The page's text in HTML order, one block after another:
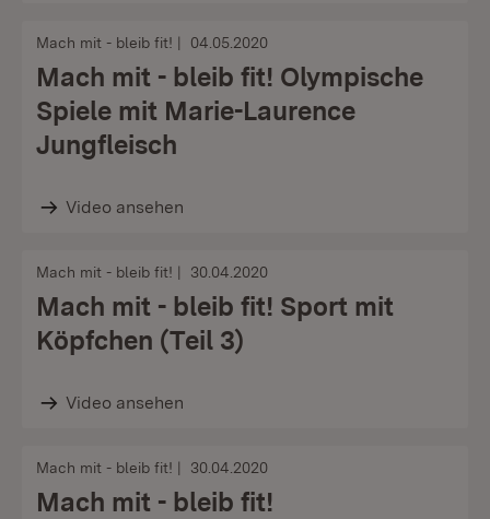
Mach mit - bleib fit! 04.05.2020
Mach mit - bleib fit! Olympische
Spiele mit Marie-Laurence
Jungfleisch
Video ansehen
Mach mit - bleib fit! 30.04.2020
Mach mit - bleib fit! Sport mit
Köpfchen (Teil 3)
Video ansehen
Mach mit - bleib fit! 30.04.2020
Mach mit - bleib fit!